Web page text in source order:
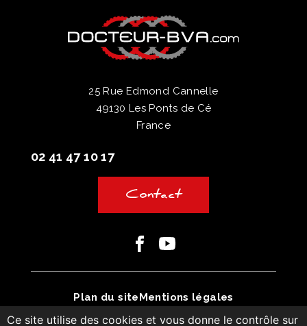
Ce site utilise des cookies et vous donne le contrôle sur
25 Rue Edmond Cannelle
49130 Les Ponts de Cé
France
02 41 47 10 17
Contact
FacebookYoutube
Plan du siteMentions légales
Conditions générales de vente